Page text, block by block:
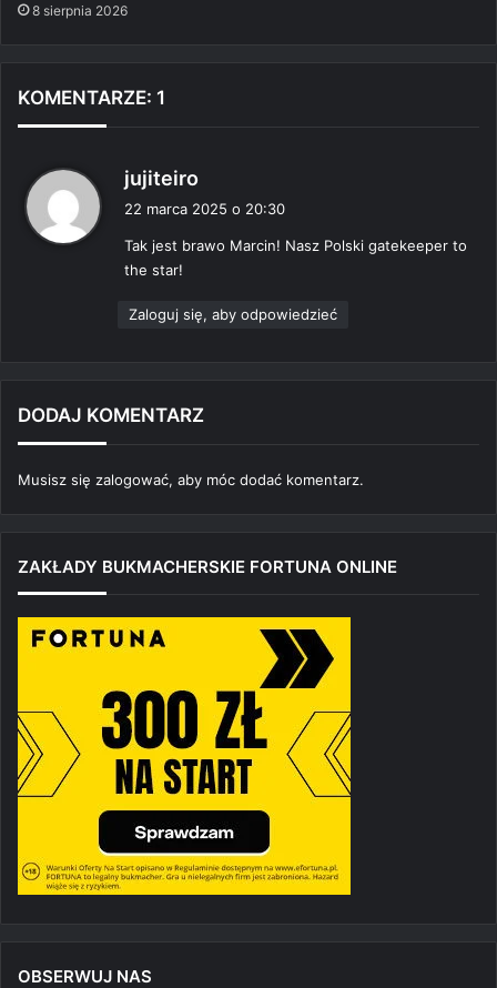
8 sierpnia 2026
KOMENTARZE: 1
jujiteiro
z
22 marca 2025 o 20:30
Tak jest brawo Marcin! Nasz Polski gatekeeper to
the star!
Zaloguj się, aby odpowiedzieć
DODAJ KOMENTARZ
Musisz się zalogować, aby móc dodać komentarz.
ZAKŁADY BUKMACHERSKIE FORTUNA ONLINE
OBSERWUJ NAS